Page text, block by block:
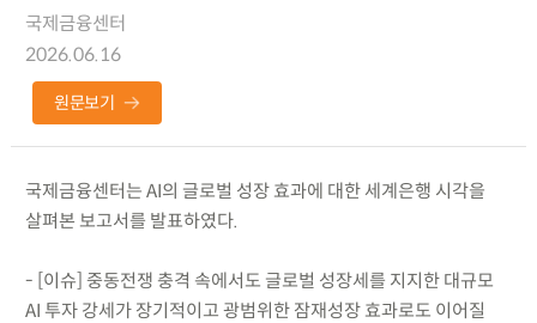
국제금융센터
2026.06.16
원문보기
국제금융센터는 AI의 글로벌 성장 효과에 대한 세계은행 시각을
살펴본 보고서를 발표하였다.
- [이슈] 중동전쟁 충격 속에서도 글로벌 성장세를 지지한 대규모
AI 투자 강세가 장기적이고 광범위한 잠재성장 효과로도 이어질